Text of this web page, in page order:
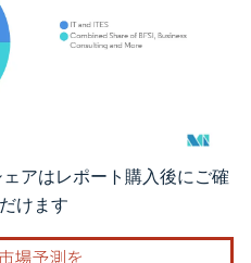
CC BY 4.0の表示が必要です。
アはレポート購入後にご確
けます